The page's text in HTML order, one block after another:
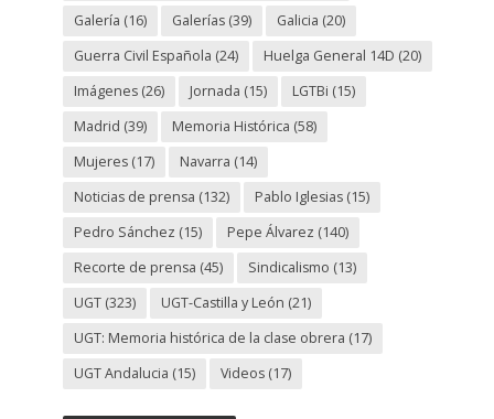
Galería (16) Galerías(39) Galicia (20)
Guerra Civil Española (24) Huelga General 14D (20)
Imágenes(26) Jornada (15) LGTBi (15)
Madrid (39) Memoria Histórica (58)
Mujeres(17) Navarra (14)
Noticias de prensa (132) Pablo Iglesias(15)
Pedro Sánchez (15) Pepe Álvarez (140)
Recorte de prensa (45) Sindicalismo (13)
UGT(323) UGT-Castilla y León (21)
UGT: Memoria histórica de la clase obrera (17)
UGT Andalucia (15) Videos(17)